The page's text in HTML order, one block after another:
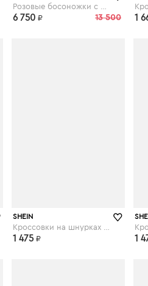
13 500
6 750 ₽ 1
SHEIN
1 475 ₽ 1